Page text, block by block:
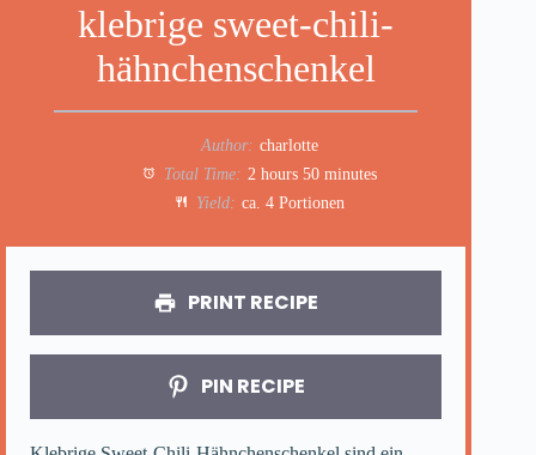
klebrige sweet-chili-
hähnchenschenkel
Author: charlotte
Total Time: 2 hours 50 minutes
Yield: ca. 4 Portionen
PRINT RECIPE
PIN RECIPE